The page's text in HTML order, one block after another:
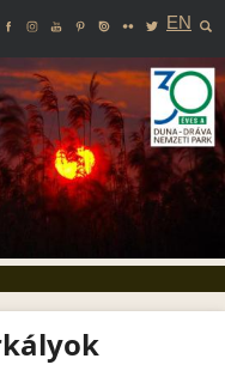
EN